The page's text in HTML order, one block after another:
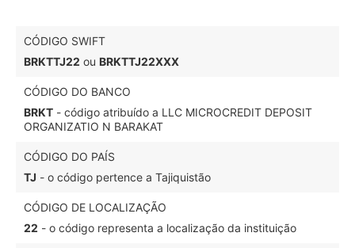
CÓDIGO SWIFT
BRKTTJ22 ou BRKTTJ22XXX
CÓDIGO DO BANCO
BRKT - código atribuído a LLC MICROCREDIT DEPOSIT
ORGANIZATIO N BARAKAT
CÓDIGO DO PAÍS
TJ - o código pertence a Tajiquistão
CÓDIGO DE LOCALIZAÇÃO
22 - o código representa a localização da instituição